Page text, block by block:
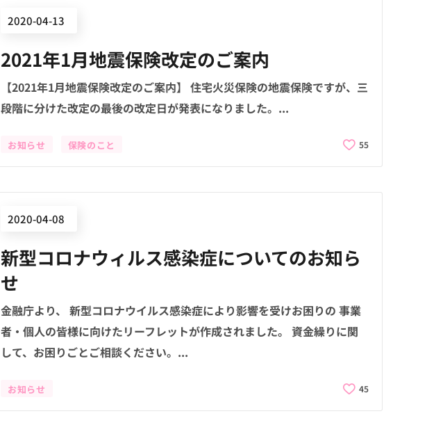
2020-04-13
2021年1月地震保険改定のご案内
【2021年1月地震保険改定のご案内】 住宅火災保険の地震保険ですが、三
段階に分けた改定の最後の改定日が発表になりました。...
お知らせ 保険のこと 55
2020-04-08
新型コロナウィルス感染症についてのお知ら
せ
金融庁より、 新型コロナウイルス感染症により影響を受けお困りの 事業
者・個人の皆様に向けたリーフレットが作成されました。 資金繰りに関
して、お困りごとご相談ください。...
お知らせ 45